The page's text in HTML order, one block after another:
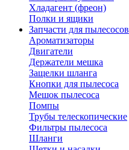
Хладагент (фреон)
Полки и ящики
Запчасти для пылесосов
Ароматизаторы
Двигатели
Держатели мешка
Защелки шланга
Кнопки для пылесоса
Мешок пылесоса
Помпы
Трубы телескопические
Фильтры пылесоса
Шланги